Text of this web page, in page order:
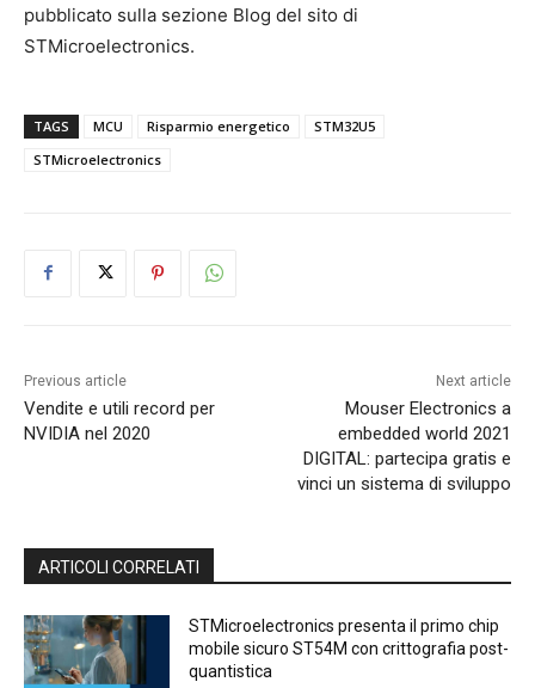
pubblicato sulla sezione Blog del sito di
STMicroelectronics.
TAGS MCU Risparmio energetico
STM32U5
STMicroelectronics
Previous article
Vendite e utili record per
NVIDIA nel 2020
Next article
Mouser Electronics a
embedded world 2021
DIGITAL: partecipa gratis e
vinci un sistema di sviluppo
ARTICOLI CORRELATI
STMicroelectronics presenta il primo chip
mobile sicuro ST54M con crittografia post-
quantistica